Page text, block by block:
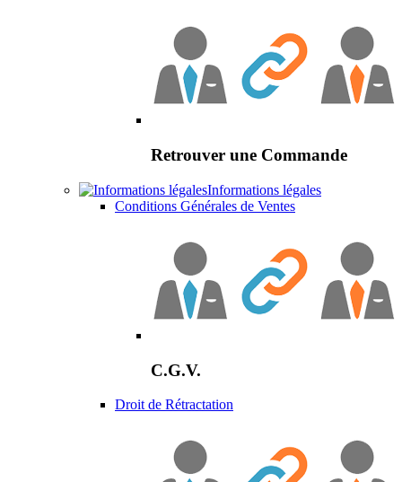
Retrouver une Commande
Informations légales
Conditions Générales de Ventes
C.G.V.
Droit de Rétractation